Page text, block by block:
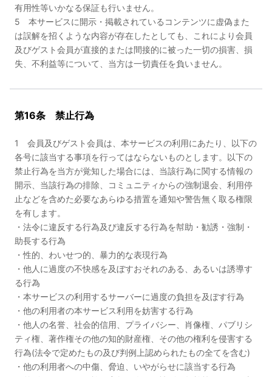
有用性等いかなる保証も行いません。
5 本サービスに開示・掲載されているコンテンツに虚偽また
は誤解を招くような内容が存在したとしても、これにより会員
及びゲスト会員が直接的または間接的に被った一切の損害、損
失、不利益等について、当方は一切責任を負いません。
第16条 禁止行為
1 会員及びゲスト会員は、本サービスの利用にあたり、以下の
各号に該当する事項を行ってはならないものとします。以下の
禁止行為を当方が覚知した場合には、当該行為に関する情報の
開示、当該行為の排除、コミュニティからの強制退会、利用停
止などを含めた必要なあらゆる措置を通知や警告無く取る権限
を有します。
・法令に違反する行為及び違反する行為を幇助・勧誘・強制・
助長する行為
・性的、わいせつ的、暴力的な表現行為
・他人に過度の不快感を及ぼすおそれのある、あるいは誘導す
る行為
・本サービスの利用するサーバーに過度の負担を及ぼす行為
・他の利用者の本サービス利用を妨害する行為
・他人の名誉、社会的信用、プライバシー、肖像権、パブリシ
ティ権、著作権その他の知的財産権、その他の権利を侵害する
行為(法令で定めたもの及び判例上認められたもの全てを含む)
・他の利用者への中傷、脅迫、いやがらせに該当する行為